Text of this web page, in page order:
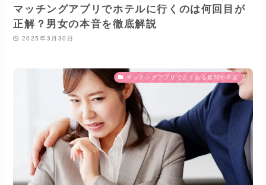
マッチングアプリでホテルに行くのは何回目が
正解？男女の本音を徹底解説
2025年3月30日
マッチングアプリでよくある疑問や不安